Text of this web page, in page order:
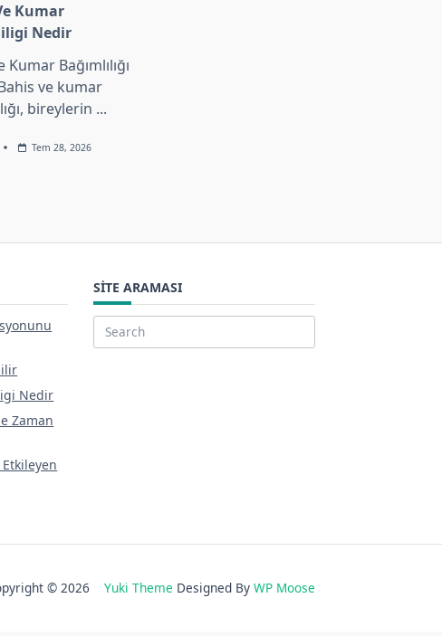
Kumar
Nedir
Kumar Bağımlılığı
ve kumar
bireylerin ...
Tem 28, 2026
Nedir
Zaman
SITE ARAMASI
Search
© 2026 Yuki Theme Designed By WP Moose